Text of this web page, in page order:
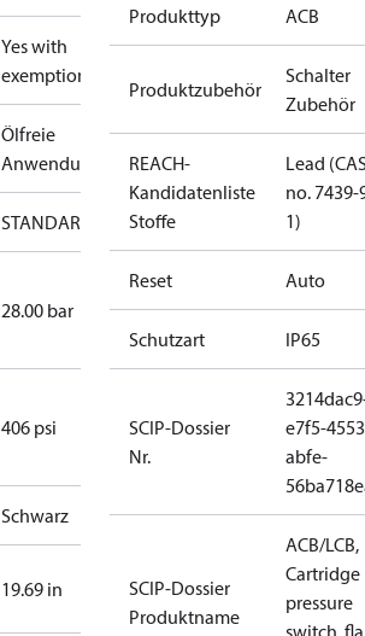
Yes with
exemptions
Ölfreie
Anwendungen
STANDARDABTAUUNG
28.00 bar
406 psi
Schwarz
19.69 in
Produkttyp ACB
Produktzubehör
Schalter
Zubehör
REACH-
Kandidatenliste
Stoffe
Lead
no. 7439-
1)
Reset Auto
Schutzart IP65
SCIP-Dossier
Nr.
e7f5-
abfe-
SCIP-Dossier
Produktname
ACB/LCB,
Cartridge
pressure
switch,